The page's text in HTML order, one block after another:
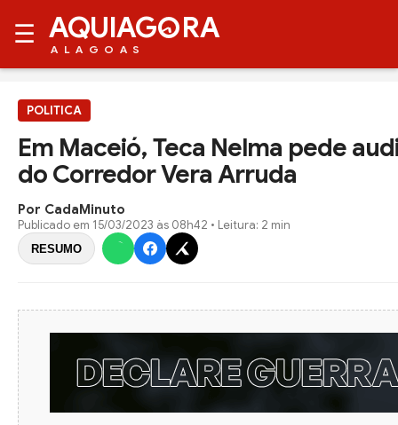
☰ AQUIAG RA
ALAGOAS
POLITICA
Em Maceió, Teca Nelma pede
do Corredor Vera Arruda
Por CadaMinuto
Publicado em 15/03/2023 às 08h42 • Leitura: 2 min
RESUMO